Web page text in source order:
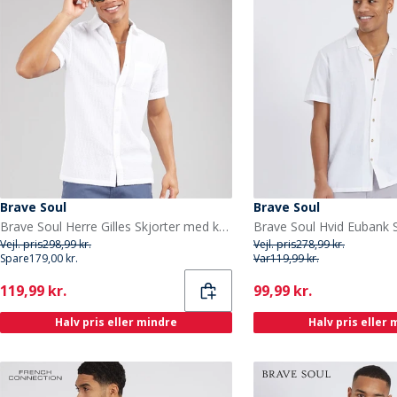
Brave Soul
Brave Soul Herre Gilles Skjorter med korte ærmer Hvid
Vejl. pris298,99 kr.
Spare179,00 kr.
Current
119,99 kr.
Halv pris eller mindre
Brave Soul
Brave Soul Hvid Eubank
Vejl. pris278,99 kr.
Var119,99 kr.
Current
99,99 kr.
Halv pris eller